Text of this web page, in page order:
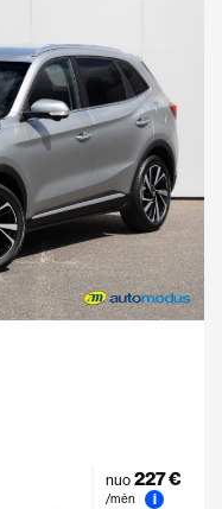
nuo 227 €
/mėn
i